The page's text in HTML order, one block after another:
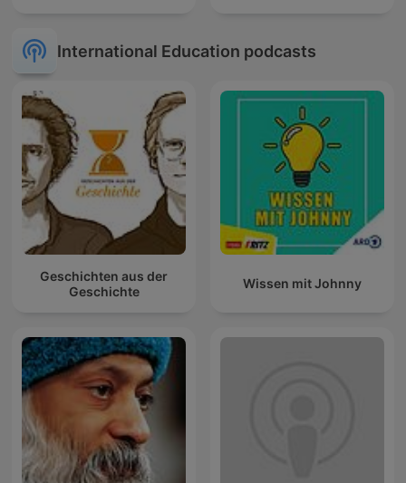
International Education podcasts
Geschichten aus der
Geschichte
Wissen mit Johnny